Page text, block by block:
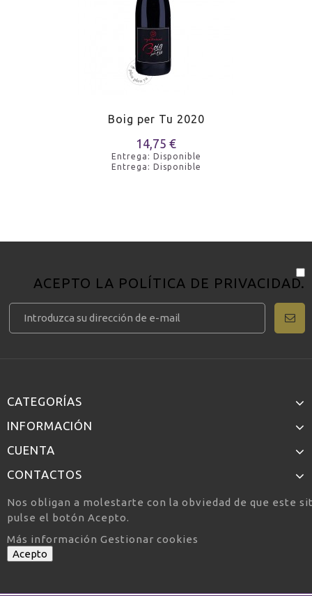
Pato
Cordero a la parrilla
Boig per Tu 2020
14,75 €
Entrega: Disponible
Entrega: Disponible
ACEPTO LA POLÍTICA DE PRIVACIDAD.
CATEGORÍAS
INFORMACIÓN
CUENTA
CONTACTOS
Nos obligan a molestarte con la obviedad de que este
pulse el botón Acepto.
Más información Gestionar cookies
Acepto